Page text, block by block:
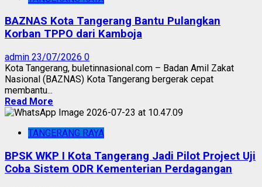
BAZNAS Kota Tangerang Bantu Pulangkan
Korban TPPO dari Kamboja
admin 23/07/2026 0
Kota Tangerang, buletinnasional.com – Badan Amil Zakat
Nasional (BAZNAS) Kota Tangerang bergerak cepat
membantu...
Read More
TANGERANG RAYA
BPSK WKP I Kota Tangerang Jadi Pilot Project Uji
Coba Sistem ODR Kementerian Perdagangan